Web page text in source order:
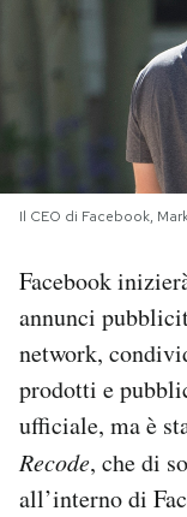
NEWSLETTER
I MIEI PREFERITI
CALENDARIO
AREA
Area
Newsletter
Il CEO di Facebook,
Facebook
annunci
network,
prodotti e
ufficiale, ma è
Recode, che di
all’interno di